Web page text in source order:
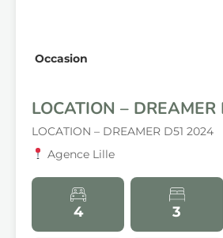
Occasion
LOCATION – DREAMER
LOCATION – DREAMER D51 2024
Agence Lille
4 3